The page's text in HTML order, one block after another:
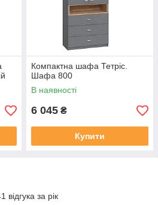
Компактна шафа Тетріс.
Шафа 800
В наявності
6 045 ₴
Купити
відгука за рік